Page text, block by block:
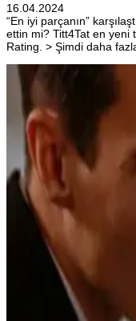
16.04.2024
“En iyi parçanın”
ettin mi? Titt4Tat en yeni
Rating. > Şimdi daha